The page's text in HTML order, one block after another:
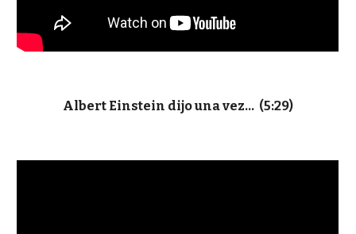
Albert Einstein dijo una vez... (5:29)